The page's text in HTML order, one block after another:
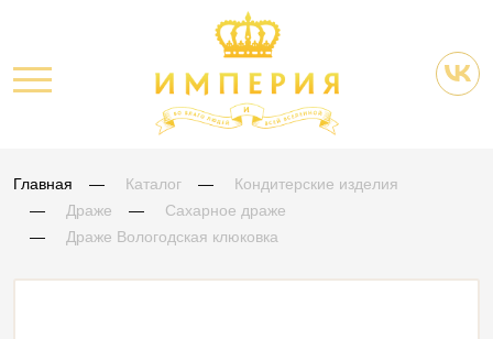
Главная Каталог
Кондитерские изделия
Драже
Сахарное драже
Драже Вологодская клюковка